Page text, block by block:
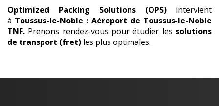
Optimized Packing Solutions (OPS) intervient
à Toussus-le-Noble : Aéroport de Toussus-le-Noble
TNF. Prenons rendez-vous pour étudier les solutions
de transport (fret) les plus optimales.